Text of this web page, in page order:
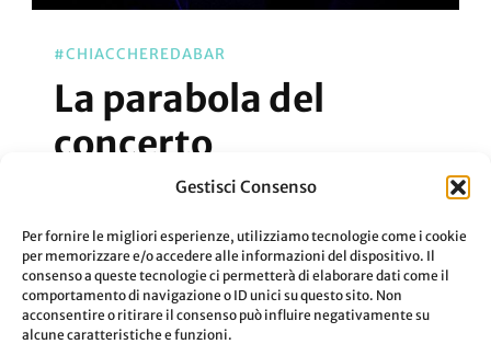
Gestisci Consenso
Per fornire le migliori esperienze, utilizziamo tecnologie come i cookie
per memorizzare e/o accedere alle informazioni del dispositivo. Il
consenso a queste tecnologie ci permetterà di elaborare dati come il
comportamento di navigazione o ID unici su questo sito. Non
acconsentire o ritirare il consenso può influire negativamente su
alcune caratteristiche e funzioni.
#CHIACCHEREDABAR
La parabola del
concerto
cambiato con la nuova tecnologia.
Aggiornato Il 11 Marzo 2021 0 CommentiSu